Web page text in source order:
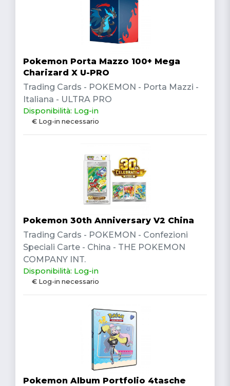
Pokemon Porta Mazzo 100+ Mega
Charizard X U-PRO
Trading Cards - POKEMON - Porta Mazzi -
Italiana - ULTRA PRO
Disponibilità: Log-in
€ Log-in necessario
Pokemon 30th Anniversary V2 China
Trading Cards - POKEMON - Confezioni
Speciali Carte - China - THE POKEMON
COMPANY INT.
Disponibilità: Log-in
€ Log-in necessario
Pokemon Album Portfolio 4tasche